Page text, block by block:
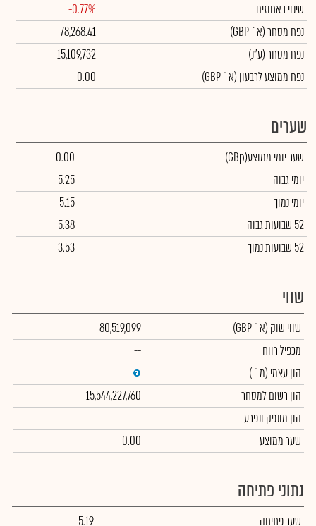
שינוי באחוזים
-0.77%
נפח מסחר(א` GBP)
78,268.41
נפח מסחר(ע"נ)
15,109,732
נפח ממוצע לרבעון (א` GBP)
0.00
שערים
שער יומי ממוצע(GBp)
0.00
יומי גבוה
5.25
יומי נמוך
5.15
52 שבועות גבוה
5.38
52 שבועות נמוך
3.53
שווי
שווי שוק (א` GBP)
80,519,099
מכפיל רווח
--
הון עצמי (מ` )
הון רשום למסחר
15,544,227,760
הון מונפק ונפרע
שער ממוצע
0.00
נתוני פתיחה
שער פתיחה 5.19